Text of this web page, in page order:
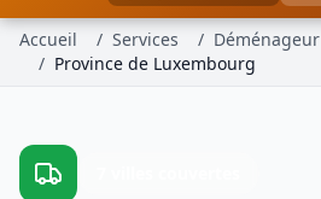
Accueil / Services / Déménageur
/ Province de Luxembourg